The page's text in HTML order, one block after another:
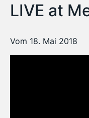
LIVE at
Vom 18. Mai 2018